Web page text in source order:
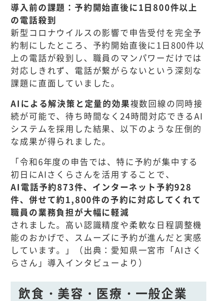
導入前の課題：予約開始直後に1日800件以上
の電話殺到
新型コロナウイルスの影響で申告受付を完全予
約制にしたところ、予約開始直後に1日800件以
上の電話が殺到し、職員のマンパワーだけでは
対応しきれず、電話が繋がらないという深刻な
課題に直面していました。
AIによる解決策と定量的効果複数回線の同時接
続が可能で、待ち時間なく24時間対応できるAI
システムを採用した結果、以下のような圧倒的
な成果が得られました。
「令和6年度の申告では、特に予約が集中する
初日にAIさくらさんを活用することで、
AI電話予約873件、インターネット予約928
件、併せて約1,800件の予約に対応してくれて
職員の業務負担が大幅に軽減
されました。高い認識精度や柔軟な日程調整機
能のおかげで、スムーズに予約が進んだと実感
しています。」（出典：愛知県一宮市「AIさく
らさん」導入インタビューより）
飲食・美容・医療・一般企業